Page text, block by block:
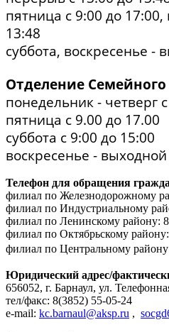
пятница с 9:00 до
13:48
суббота, воскресенье -
Отделение
понедельник - четверг
пятница с 9.00 до 17.00
суббота с 9:00 до 15:00
воскресенье - выходной
Телефон для обращения
филиал по Железнодорожному
филиал по Индустриальному
филиал по Ленинскому району:
филиал по Октябрьскому
филиал по Центральному
Юридический адрес/
656052, г. Барнаул, ул.
тел/факс: 8(3852) 55-05-24
e-mail: kc.barnaul@aksp.ru ,